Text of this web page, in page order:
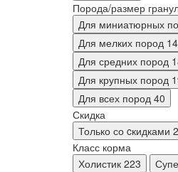
Порода/размер
Для миниатюрных
Для мелких пород
Для средних пород
Для крупных пород
Для всех пород 40
Скидка
Только со cкидками
Класс корма
Холистик 223